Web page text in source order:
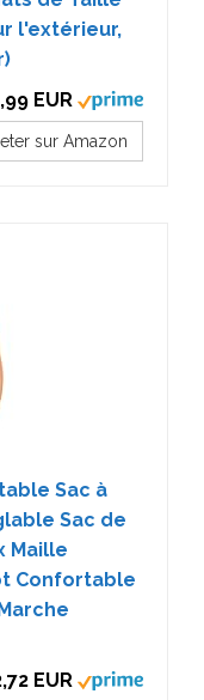
l'extérieur,
EUR
sur Amazon
Sac à
Sac de
Maille
Confortable
EUR